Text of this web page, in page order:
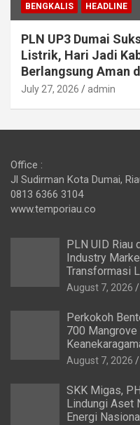
BENGKALIS HEADLINE
PLN UP3 Dumai
Listrik, Hari Jadi
Berlangsung Aman
July 27, 2026 admin
Office :
Jl Sudirman Kota Dumai,
0813 6366 3104
www.temporiau.co
PLN UID Riau
Industry
Transformasi
August 7, 2026
Perkokoh
700
August 7, 2026
SKK Migas,
Lindungi Aset
Energi Nasional